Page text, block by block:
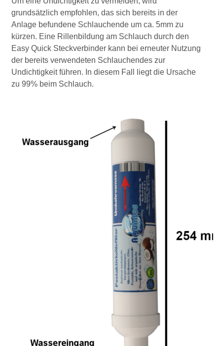
grundsätzlich empfohlen, das sich bereits in der
Anlage befundene Schlauchende um ca. 5mm zu
kürzen. Eine Rillenbildung am Schlauch durch den
Easy Quick Steckverbinder kann bei erneuter Nutzung
der bereits verwendeten Schlauchendes zur
Undichtigkeit führen. In diesem Fall liegt die Ursache
zu 99% beim Schlauch.